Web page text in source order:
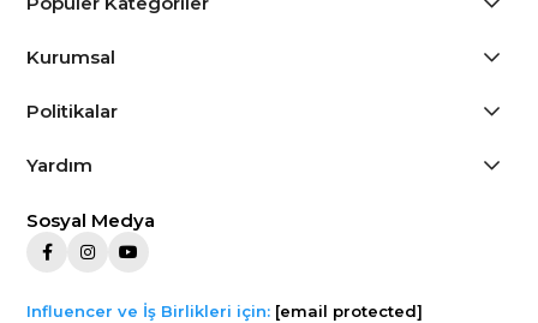
Kurumsal
Politikalar
Yardım
Sosyal Medya
Influencer ve İş Birlikleri için: [email protected]